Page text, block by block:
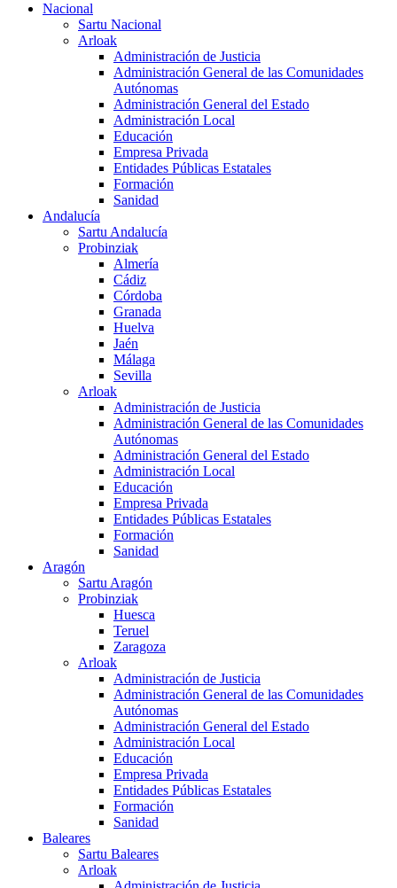
Nacional
Sartu Nacional
Arloak
Administración de Justicia
Administración General de las Comunidades
Autónomas
Administración General del Estado
Administración Local
Educación
Empresa Privada
Entidades Públicas Estatales
Formación
Sanidad
Andalucía
Sartu Andalucía
Probinziak
Almería
Cádiz
Córdoba
Granada
Huelva
Jaén
Málaga
Sevilla
Arloak
Administración de Justicia
Administración General de las Comunidades
Autónomas
Administración General del Estado
Administración Local
Educación
Empresa Privada
Entidades Públicas Estatales
Formación
Sanidad
Aragón
Sartu Aragón
Probinziak
Huesca
Teruel
Zaragoza
Arloak
Administración de Justicia
Administración General de las Comunidades
Autónomas
Administración General del Estado
Administración Local
Educación
Empresa Privada
Entidades Públicas Estatales
Formación
Sanidad
Baleares
Sartu Baleares
Arloak